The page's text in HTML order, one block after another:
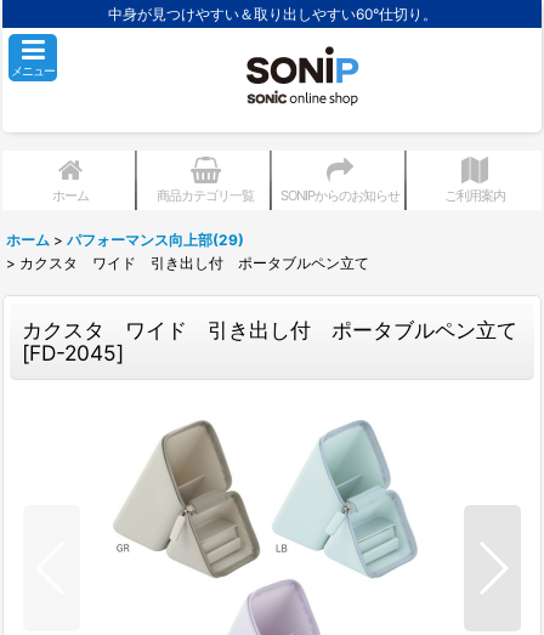
中身が見つけやすい＆取り出しやすい60°仕切り。
メニュー
ホーム 商品カテゴリ一覧 SONIPからのお知らせ ご利用案内
ホーム > パフォーマンス向上部(29)
> カクスタ ワイド 引き出し付 ポータブルペン立て
カクスタ ワイド 引き出し付 ポータブルペン立て
[FD-2045]